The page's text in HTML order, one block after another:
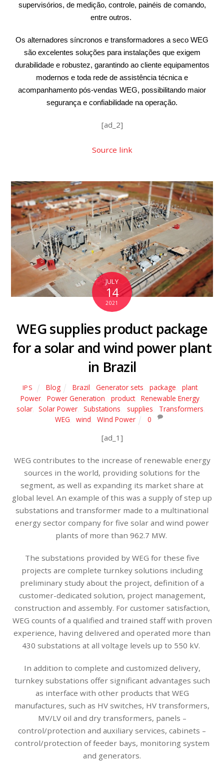
supervisórios, de medição, controle, painéis de comando,
entre outros.
Os alternadores síncronos e transformadores a seco WEG
são excelentes soluções para instalações que exigem
durabilidade e robustez, garantindo ao cliente equipamentos
modernos e toda rede de assistência técnica e
acompanhamento pós-vendas WEG, possibilitando maior
segurança e confiabilidade na operação.
[ad_2]
Source link
JULY
14
2021
WEG supplies product package
for a solar and wind power plant
in Brazil
IPS Blog Brazil Generator sets package plant,
Power, Power Generation product, Renewable Energy
solar
Solar Power Substations supplies Transformers
WEG
wind Wind Power 0
[ad_1]
WEG contributes to the increase of renewable energy
sources in the world, providing solutions for the
segment, as well as expanding its market share at
global level. An example of this was a supply of step up
substations and transformer made to a multinational
energy sector company for five solar and wind power
plants of more than 962.7 MW.
The substations provided by WEG for these five
projects are complete turnkey solutions including
preliminary study about the project, definition of a
customer-dedicated solution, project management,
construction and assembly. For customer satisfaction,
WEG counts of a qualified and trained staff with proven
experience, having delivered and operated more than
430 substations at all voltage levels up to 550 kV.
In addition to complete and customized delivery,
turnkey substations offer significant advantages such
as interface with other products that WEG
manufactures, such as HV switches, HV transformers,
MV/LV oil and dry transformers, panels –
control/protection and auxiliary services, cabinets –
control/protection of feeder bays, monitoring system
and generators.